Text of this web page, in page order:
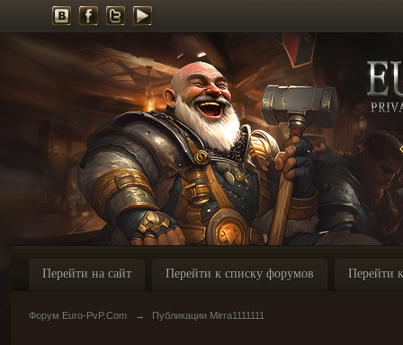
Перейти на сайт Перейти к списку форумов Перейти
Форум Euro-PvP.Com → Публикации Mirra1111111